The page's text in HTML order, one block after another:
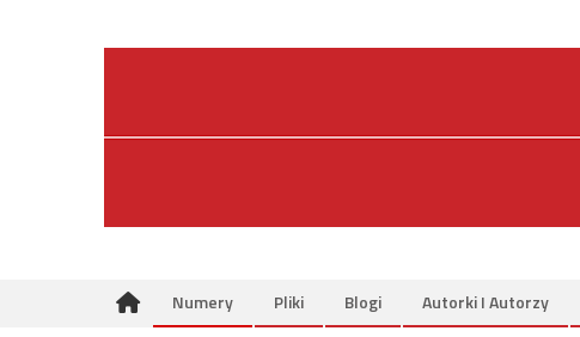
Numery Pliki Blogi Autorki I Autorzy